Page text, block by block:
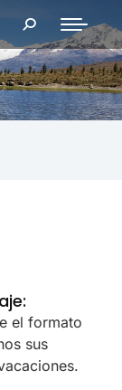
el formato
sus